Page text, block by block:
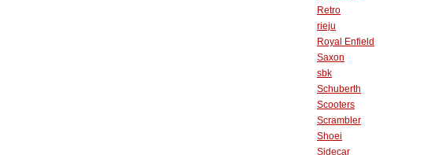
Retro
rieju
Royal Enfield
Saxon
sbk
Schuberth
Scooters
Scrambler
Shoei
Sidecar